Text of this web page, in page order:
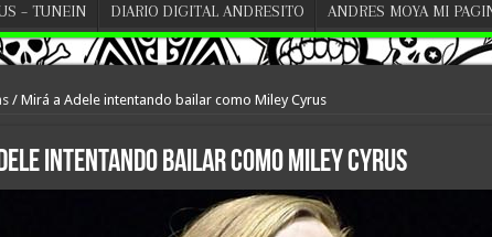
– TUNEIN DIARIO DIGITAL ANDRESITO ANDRES MOYA MI
/ Mirá a Adele intentando bailar como Miley Cyrus
intentando bailar como Miley Cyrus